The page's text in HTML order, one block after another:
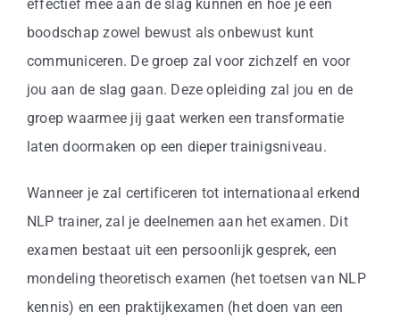
effectief mee aan de slag kunnen en hoe je een
boodschap zowel bewust als onbewust kunt
communiceren. De groep zal voor zichzelf en voor
jou aan de slag gaan. Deze opleiding zal jou en de
groep waarmee jij gaat werken een transformatie
laten doormaken op een dieper trainigsniveau.
Wanneer je zal certificeren tot internationaal erkend
NLP trainer, zal je deelnemen aan het examen. Dit
examen bestaat uit een persoonlijk gesprek, een
mondeling theoretisch examen (het toetsen van NLP
kennis) en een praktijkexamen (het doen van een